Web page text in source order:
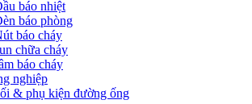
báo nhiệt
báo phòng
báo cháy
chữa cháy
báo cháy
nghiệp
& phụ kiện đường ống